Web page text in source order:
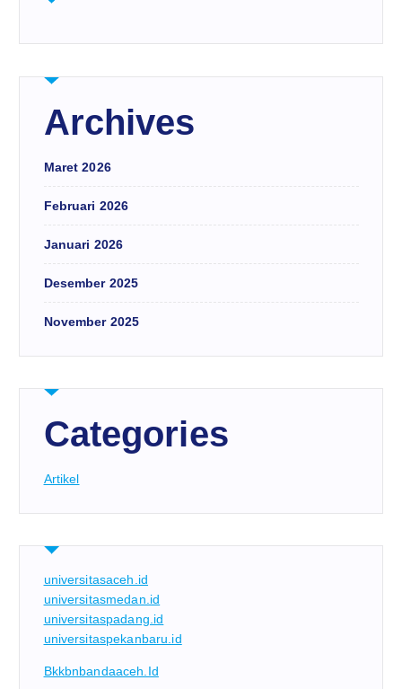
Archives
Maret 2026
Februari 2026
Januari 2026
Desember 2025
November 2025
Categories
Artikel
universitasaceh.id
universitasmedan.id
universitaspadang.id
universitaspekanbaru.id
Bkkbnbandaaceh.id